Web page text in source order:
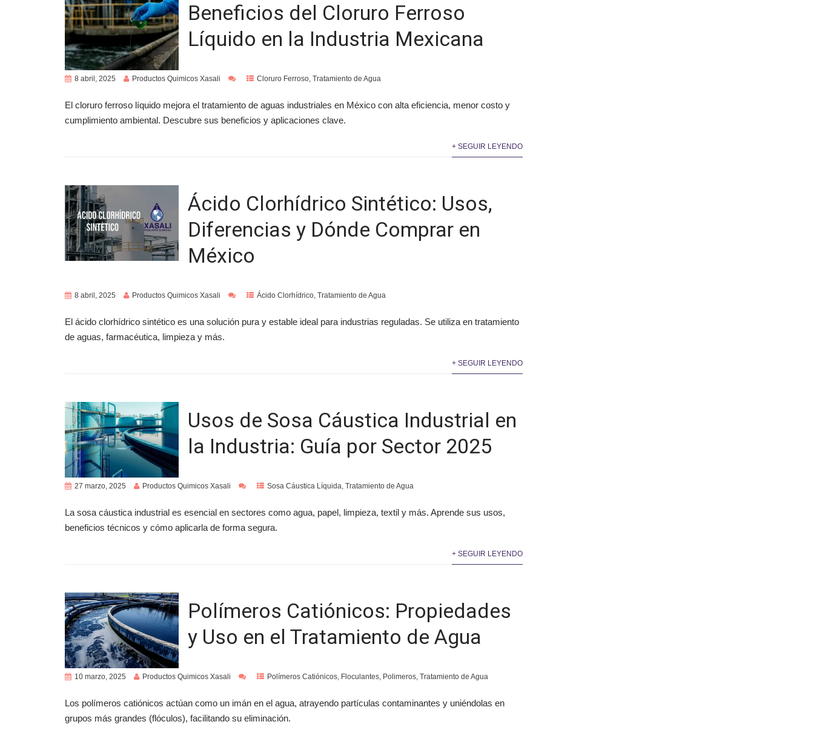
Beneficios del Cloruro Ferroso
Líquido en la Industria Mexicana
8 abril, 2025 Productos Quimicos Xasali Cloruro Ferroso, Tratamiento de Agua
El cloruro ferroso líquido mejora el tratamiento de aguas industriales en México con alta eficiencia, menor costo y
cumplimiento ambiental. Descubre sus beneficios y aplicaciones clave.
+ SEGUIR LEYENDO
Ácido Clorhídrico Sintético: Usos,
Diferencias y Dónde Comprar en
México
8 abril, 2025 Productos Quimicos Xasali Ácido Clorhídrico, Tratamiento de Agua
El ácido clorhídrico sintético es una solución pura y estable ideal para industrias reguladas. Se utiliza en tratamiento
de aguas, farmacéutica, limpieza y más.
+ SEGUIR LEYENDO
Usos de Sosa Cáustica Industrial en
la Industria: Guía por Sector 2025
27 marzo, 2025 Productos Quimicos Xasali Sosa Cáustica Líquida, Tratamiento de Agua
La sosa cáustica industrial es esencial en sectores como agua, papel, limpieza, textil y más. Aprende sus usos,
beneficios técnicos y cómo aplicarla de forma segura.
+ SEGUIR LEYENDO
Polímeros Catiónicos: Propiedades
y Uso en el Tratamiento de Agua
10 marzo, 2025 Productos Quimicos Xasali Polímeros Catiónicos, Floculantes, Polimeros, Tratamiento de Agua
Los polímeros catiónicos actúan como un imán en el agua, atrayendo partículas contaminantes y uniéndolas en
grupos más grandes (flóculos), facilitando su eliminación.